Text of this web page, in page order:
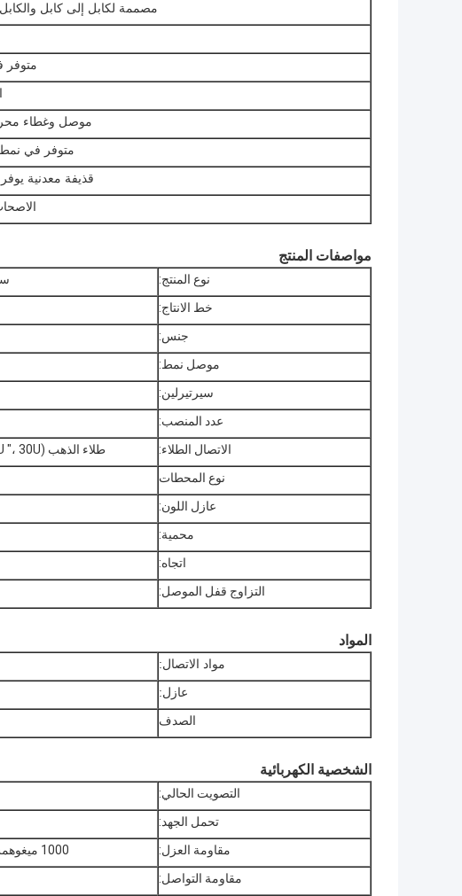
مصممة لكابل إلى كابل
متوفر
موصل وغطاء محرك
متوفر في نمط
قذيفة معدنية
مواصفات المنتج
نوع المنتج:
خط الانتاج:
جنس:
موصل نمط:
سيرتيرلين:
عدد المنصب:
الاتصال الطلاء:
طلاء الذهب (1U "، 3U"، 5U "، 10U"، 15U "، 30U")
نوع المحطات
عازل اللون:
محمية:
اتجاه:
التزاوج قفل الموصل:
المواد
مواد الاتصال:
عازل:
الصدف
الشخصية الكهربائية
التصويت الحالي:
تحمل الجهد:
مقاومة العزل:
1000 ميغوهمس الحد الأدنى في دس 500V
مقاومة التواصل: